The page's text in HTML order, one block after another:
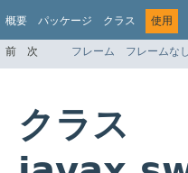
概要 パッケージ クラス 使用
前 次 フレーム フレームなし
クラス